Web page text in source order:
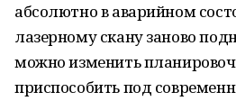
абсолютно в аварийном
лазерному скану заново
можно изменить
приспособить под